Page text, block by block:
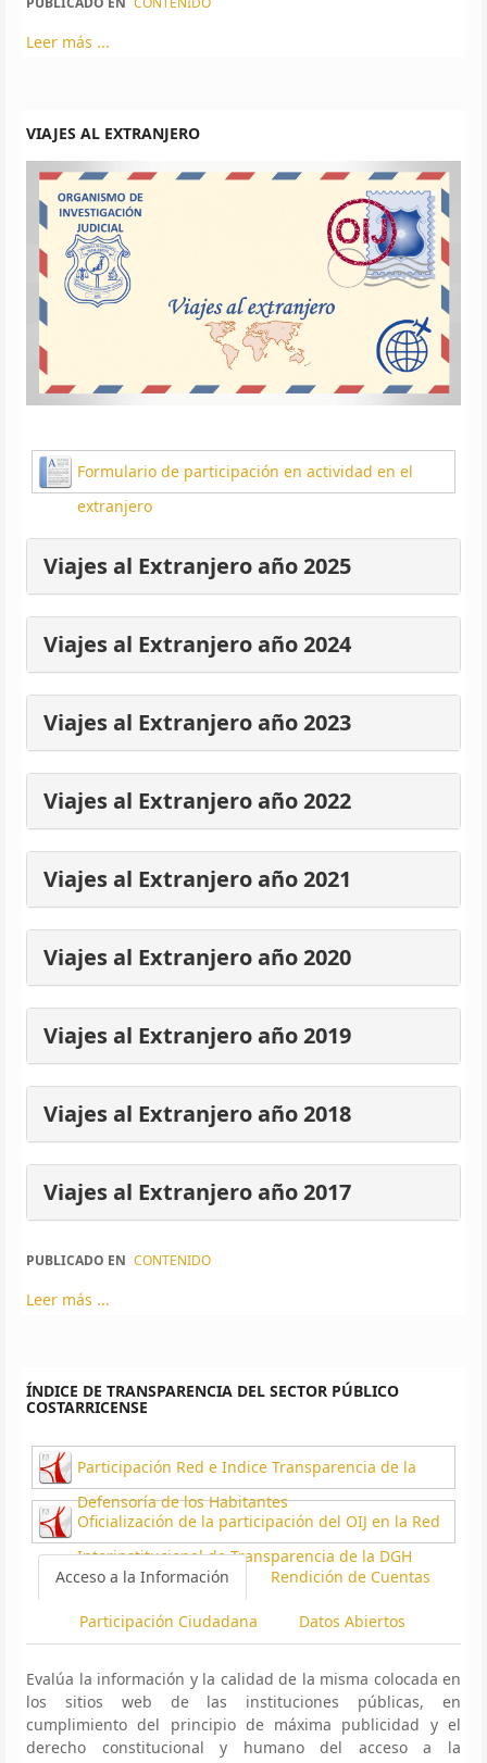
Leer más ...
VIAJES AL EXTRANJERO
Formulario de participación en actividad en el
extranjero
Viajes al Extranjero año 2025
Viajes al Extranjero año 2024
Viajes al Extranjero año 2023
Viajes al Extranjero año 2022
Viajes al Extranjero año 2021
Viajes al Extranjero año 2020
Viajes al Extranjero año 2019
Viajes al Extranjero año 2018
Viajes al Extranjero año 2017
PUBLICADO EN CONTENIDO
Leer más ...
ÍNDICE DE TRANSPARENCIA DEL SECTOR PÚBLICO
COSTARRICENSE
Participación Red e Indice Transparencia de la
Defensoría de los Habitantes
Oficialización de la participación del OIJ en la Red
Interinstitucional de Transparencia de la DGH
Acceso a la Información
Rendición de Cuentas
Participación Ciudadana Datos Abiertos
Evalúa la información y la calidad de la misma colocada en
los sitios web de las instituciones públicas, en
cumplimiento del principio de máxima publicidad y el
derecho constitucional y humano del acceso a la